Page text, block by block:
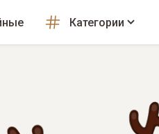
Категории